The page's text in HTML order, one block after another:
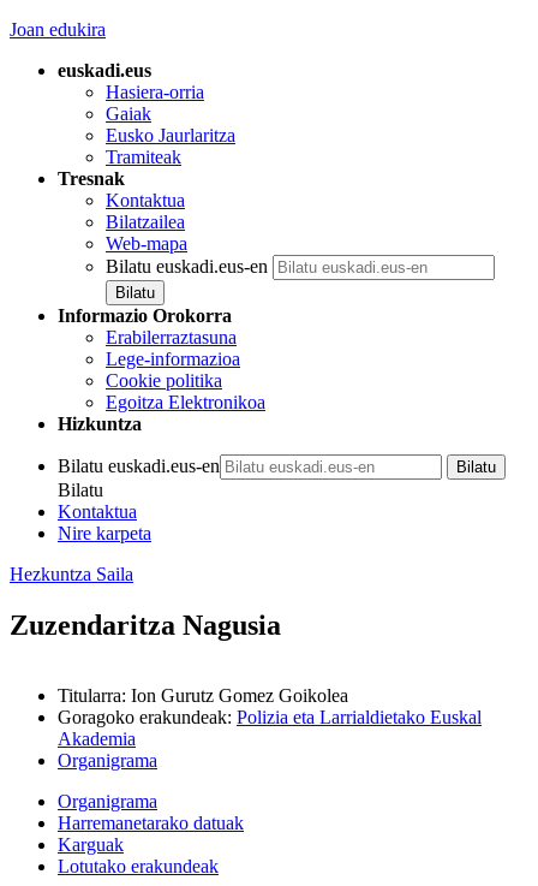
Joan edukira
euskadi.eus
Hasiera-orria
Gaiak
Eusko Jaurlaritza
Tramiteak
Tresnak
Kontaktua
Bilatzailea
Web-mapa
Bilatu euskadi.eus-en
Informazio Orokorra
Erabilerraztasuna
Lege-informazioa
Cookie politika
Egoitza Elektronikoa
Hizkuntza
Bilatu euskadi.eus-en
Bilatu
Kontaktua
Nire karpeta
Hezkuntza Saila
Zuzendaritza Nagusia
Titularra: Ion Gurutz Gomez Goikolea
Goragoko erakundeak: Polizia eta Larrialdietako Euskal
Akademia
Organigrama
Organigrama
Harremanetarako datuak
Karguak
Lotutako erakundeak